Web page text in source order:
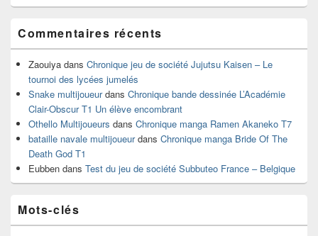
Commentaires récents
Zaouiya dans Chronique jeu de société Jujutsu Kaisen – Le
tournoi des lycées jumelés
Snake multijoueurdans Chronique bande dessinée L’Académie
Clair-Obscur T1 Un élève encombrant
Othello Multijoueurs dans Chronique manga Ramen Akaneko T7
bataille navale multijoueurdans Chronique manga Bride Of The
Death God T1
Eubben dans Test du jeu de société Subbuteo France – Belgique
Mots-clés